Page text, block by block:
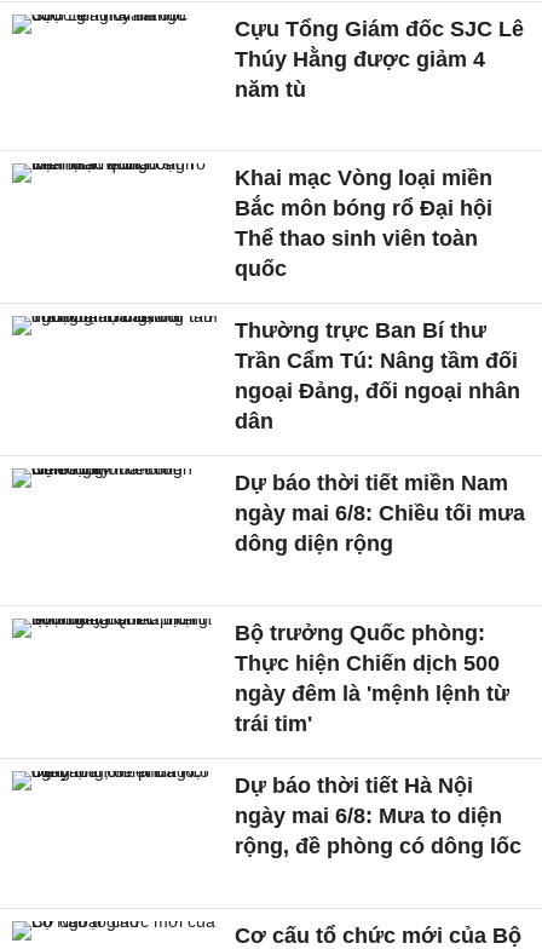
Cựu Tổng Giám đốc SJC Lê
Thúy Hằng được giảm 4
năm tù
Khai mạc Vòng loại miền
Bắc môn bóng rổ Đại hội
Thể thao sinh viên toàn
quốc
Thường trực Ban Bí thư
Trần Cẩm Tú: Nâng tầm đối
ngoại Đảng, đối ngoại nhân
dân
Dự báo thời tiết miền Nam
ngày mai 6/8: Chiều tối mưa
dông diện rộng
Bộ trưởng Quốc phòng:
Thực hiện Chiến dịch 500
ngày đêm là 'mệnh lệnh từ
trái tim'
Dự báo thời tiết Hà Nội
ngày mai 6/8: Mưa to diện
rộng, đề phòng có dông lốc
Cơ cấu tổ chức mới của Bộ